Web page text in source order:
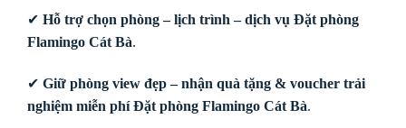
✔ Hỗ trợ chọn phòng – lịch trình – dịch vụ Đặt phòng
Flamingo Cát Bà.
✔ Giữ phòng view đẹp – nhận quà tặng & voucher trải
nghiệm miễn phí Đặt phòng Flamingo Cát Bà.